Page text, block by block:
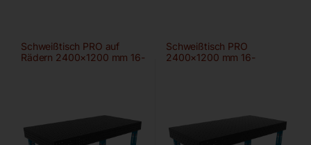
Schweißtisch PRO auf
Rädern 2400×1200 mm 16-
Schweißtisch PRO
2400×1200 mm 16-